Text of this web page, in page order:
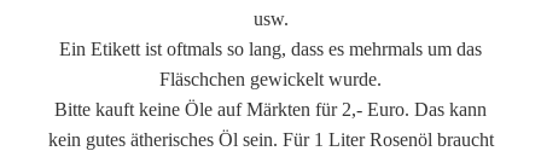
usw.
Ein Etikett ist oftmals so lang, dass es mehrmals um das
Fläschchen gewickelt wurde.
Bitte kauft keine Öle auf Märkten für 2,- Euro. Das kann
kein gutes ätherisches Öl sein. Für 1 Liter Rosenöl braucht